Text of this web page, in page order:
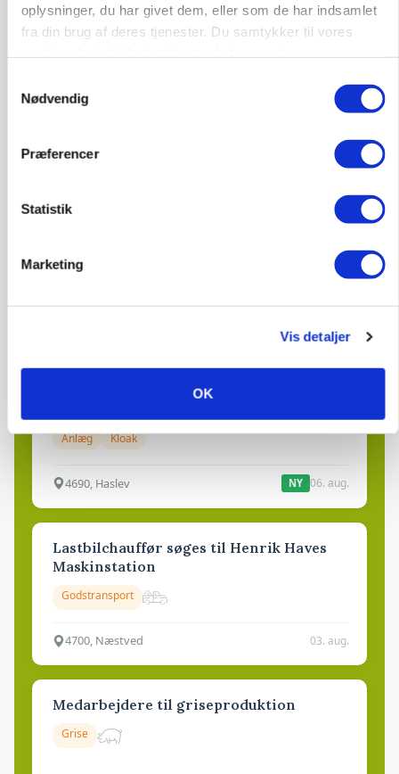
oplysninger, du har givet dem, eller som de har indsamlet
fra din brug af deres tjenester. Du samtykker til vores
Nødvendig
Præferencer
Statistik
Marketing
Vis detaljer
OK
Jobs
Rørlægger / håndmand søges til
Anlæg Kloak
4690, Haslev NY 06. aug.
Lastbilchauffør søges til Henrik Haves
Maskinstation
Godstransport
4700, Næstved 03. aug.
Medarbejdere til griseproduktion
Grise